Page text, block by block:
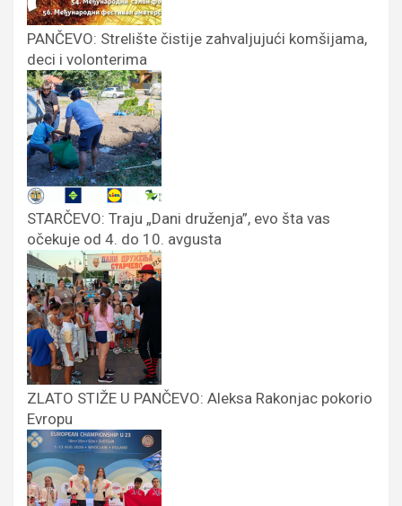
PANČEVO: Strelište čistije zahvaljujući komšijama,
deci i volonterima
STARČEVO: Traju „Dani druženja”, evo šta vas
očekuje od 4. do 10. avgusta
ZLATO STIŽE U PANČEVO: Aleksa Rakonjac pokorio
Evropu